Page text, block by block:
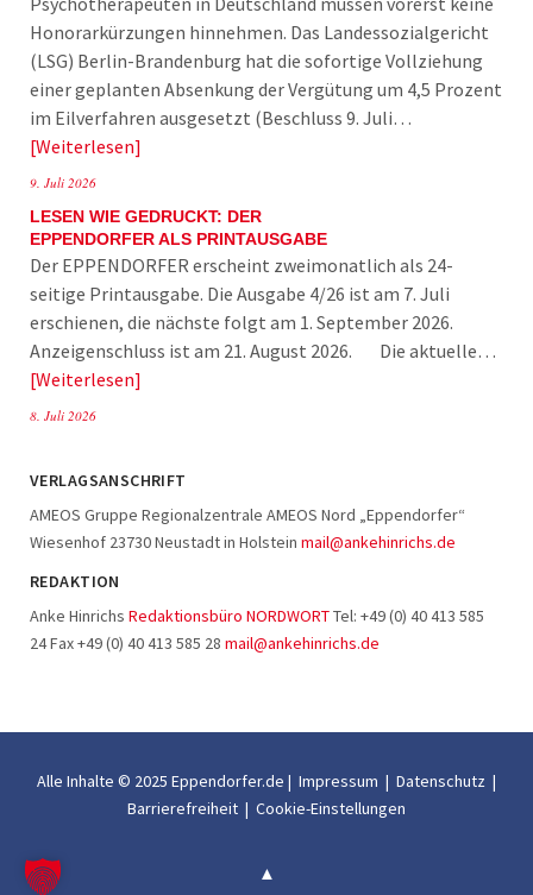
Honorarkürzungen hinnehmen. Das Landessozialgericht
(LSG) Berlin-Brandenburg hat die sofortige Vollziehung
einer geplanten Absenkung der Vergütung um 4,5 Prozent
im Eilverfahren ausgesetzt (Beschluss 9. Juli…
Weiterlesen
9. Juli 2026
LESEN WIE GEDRUCKT: DER
EPPENDORFER ALS PRINTAUSGABE
Der EPPENDORFER erscheint zweimonatlich als 24-
seitige Printausgabe. Die Ausgabe 4/26 ist am 7. Juli
erschienen, die nächste folgt am 1. September 2026.
Anzeigenschluss ist am 21. August 2026. Die aktuelle…
Weiterlesen
8. Juli 2026
VERLAGSANSCHRIFT
AMEOS Gruppe Regionalzentrale AMEOS Nord „Eppendorfer“
Wiesenhof 23730 Neustadt in Holstein mail@ankehinrichs.de
REDAKTION
Anke Hinrichs Redaktionsbüro NORDWORTTel: +49 (0) 40 413 585
24 Fax +49 (0) 40 413 585 28 mail@ankehinrichs.de
Alle Inhalte © 2025 Eppendorfer.de | Impressum | Datenschutz |
Barrierefreiheit | Cookie-Einstellungen